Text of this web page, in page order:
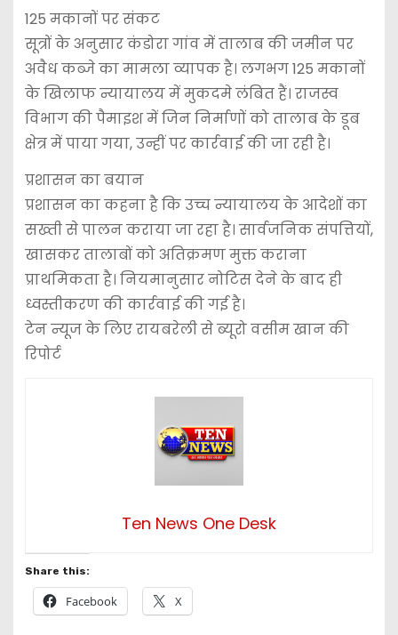
125 मकानों पर संकट
सूत्रों के अनुसार कंडोरा गांव में तालाब की जमीन पर
अवैध कब्जे का मामला व्यापक है। लगभग 125 मकानों
के खिलाफ न्यायालय में मुकदमे लंबित हैं। राजस्व
विभाग की पैमाइश में जिन निर्माणों को तालाब के डूब
क्षेत्र में पाया गया, उन्हीं पर कार्रवाई की जा रही है।
प्रशासन का बयान
प्रशासन का कहना है कि उच्च न्यायालय के आदेशों का
सख्ती से पालन कराया जा रहा है। सार्वजनिक संपत्तियों,
खासकर तालाबों को अतिक्रमण मुक्त कराना
प्राथमिकता है। नियमानुसार नोटिस देने के बाद ही
ध्वस्तीकरण की कार्रवाई की गई है।
टेन न्यूज के लिए रायबरेली से ब्यूरो वसीम खान की
रिपोर्ट
Ten News One Desk
Share this:
Facebook X